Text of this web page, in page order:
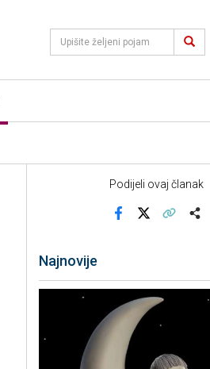
Podijeli ovaj članak
Najnovije